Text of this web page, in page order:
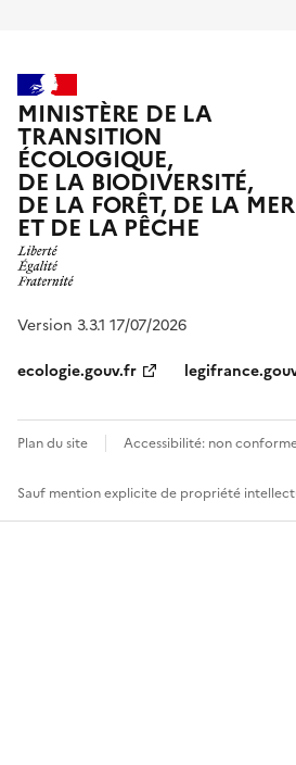
MINISTÈRE DE LA
TRANSITION
ÉCOLOGIQUE,
DE LA BIODIVERSITÉ,
DE LA FORÊT, DE LA MER
ET DE LA PÊCHE
Version 3.3.1 17/07/2026
ecologie.gouv.fr
Plan du site Accessibilité: non
Sauf mention explicite de propriété